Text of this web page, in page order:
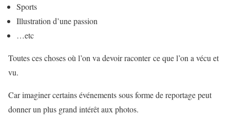
Sports
Illustration d’une passion
…etc
Toutes ces choses où l’on va devoir raconter ce que l’on a vécu et
vu.
Car imaginer certains événements sous forme de reportage peut
donner un plus grand intérêt aux photos.